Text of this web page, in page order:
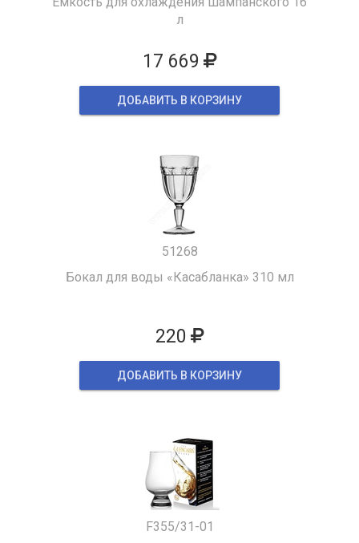
л
17 669
ДОБАВИТЬ В КОРЗИНУ
51268
Бокал для воды «Касабланка» 310 мл
220
ДОБАВИТЬ В КОРЗИНУ
F355/31-01